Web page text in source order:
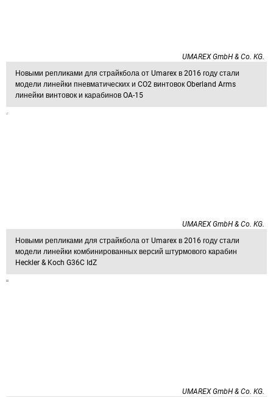
UMAREX GmbH & Co. KG.
Новыми репликами для страйкбола от Umarex в 2016 году стали
модели линейки пневматических и CO2 винтовок Oberland Arms
линейки винтовок и карабинов OA-15
UMAREX GmbH & Co. KG.
Новыми репликами для страйкбола от Umarex в 2016 году стали
модели линейки комбинированных версий штурмового карабин
Heckler & Koch G36C IdZ
UMAREX GmbH & Co. KG.